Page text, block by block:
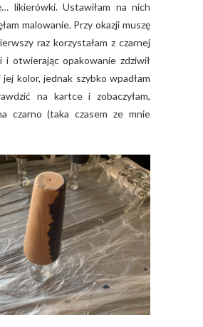
likierówki. Ustawiłam na nich
malowanie. Przy okazji muszę
raz korzystałam z czarnej
i otwierając opakowanie zdziwił
kolor, jednak szybko wpadłam
na kartce i zobaczyłam,
czarno (taka czasem ze mnie